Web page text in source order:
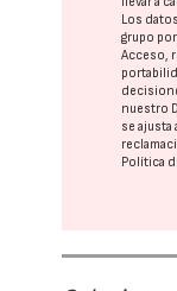
Los
grupo
Acceso,
nuestro
se ajusta
Política